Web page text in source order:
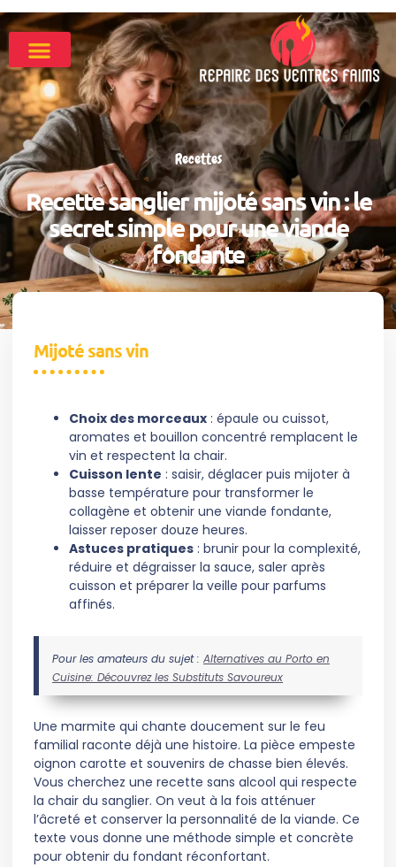
Recettes
Recette sanglier mijoté sans vin : le
secret simple pour une viande
fondante
Mijoté sans vin
Choix des morceaux : épaule ou cuissot,
aromates et bouillon concentré remplacent le
vin et respectent la chair.
Cuisson lente : saisir, déglacer puis mijoter à
basse température pour transformer le
collagène et obtenir une viande fondante,
laisser reposer douze heures.
Astuces pratiques : brunir pour la complexité,
réduire et dégraisser la sauce, saler après
cuisson et préparer la veille pour parfums
affinés.
Pour les amateurs du sujet : Alternatives au Porto en
Cuisine: Découvrez les Substituts Savoureux
Une marmite qui chante doucement sur le feu
familial raconte déjà une histoire. La pièce empeste
oignon carotte et souvenirs de chasse bien élevés.
Vous cherchez une recette sans alcool qui respecte
la chair du sanglier. On veut à la fois atténuer
l’âcreté et conserver la personnalité de la viande. Ce
texte vous donne une méthode simple et concrète
pour obtenir du fondant réconfortant.